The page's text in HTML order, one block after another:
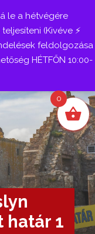
határ 1
le a hétvégére
(Kivéve ⚡
feldolgozása
HÉTFŐN 10:00-
0